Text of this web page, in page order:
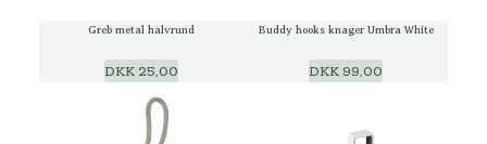
Greb metal halvrund
DKK 25,00
Buddy hooks knager Umbra White
DKK 99,00